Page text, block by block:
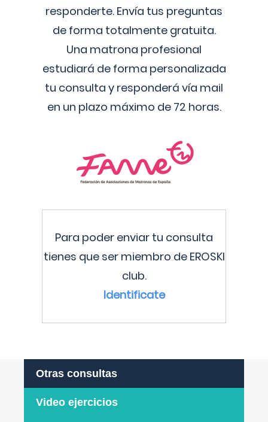
responderte. Envía tus preguntas
de forma totalmente gratuita.
Una matrona profesional
estudiará de forma personalizada
tu consulta y responderá vía mail
en un plazo máximo de 72 horas.
Para poder enviar tu consulta
tienes que ser miembro de EROSKI
club.
Identificate
Otras consultas
Video ejercicios